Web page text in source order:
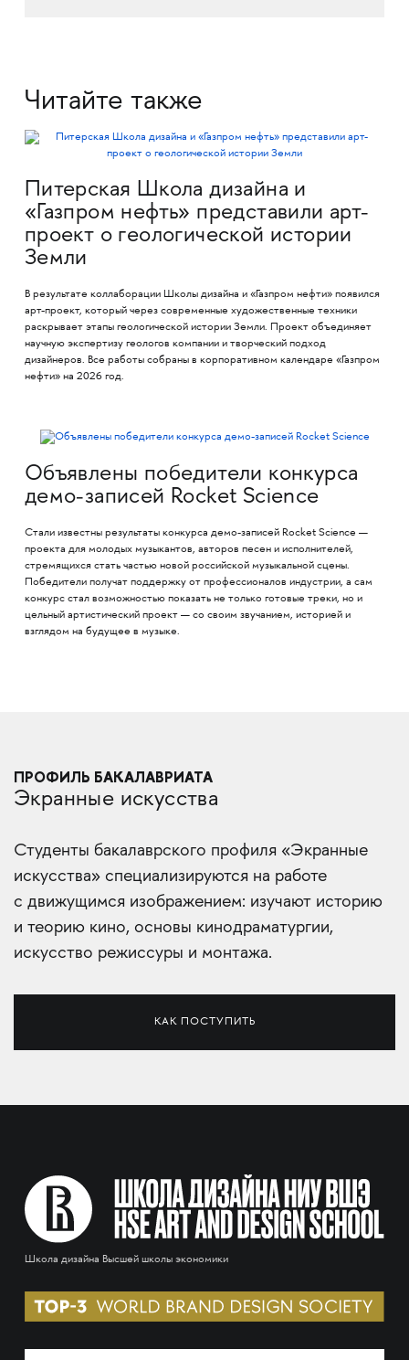
Читайте также
Питерская Школа дизайна и
«Газпром нефть» представили арт-
проект о геологической истории
Земли
В результате коллаборации Школы дизайна и «Газпром нефти» появился
арт-проект, который через современные художественные техники
раскрывает этапы геологической истории Земли. Проект объединяет
научную экспертизу геологов компании и творческий подход
дизайнеров. Все работы собраны в корпоративном календаре «Газпром
нефти» на 2026 год.
Объявлены победители конкурса
демо-записей Rocket Science
Стали известны результаты конкурса демо-записей Rocket Science —
проекта для молодых музыкантов, авторов песен и исполнителей,
стремящихся стать частью новой российской музыкальной сцены.
Победители получат поддержку от профессионалов индустрии, а сам
конкурс стал возможностью показать не только готовые треки, но и
цельный артистический проект — со своим звучанием, историей и
взглядом на будущее в музыке.
ПРОФИЛЬ БАКАЛАВРИАТА
Экранные искусства
Сту­денты бакалаврского профиля «Экранные
искусства» специализируются на работе
с движущимся изображением: изучают историю
и теорию кино, основы кинодраматургии,
искусство режиссуры и монтажа.
КАК ПОСТУПИТЬ
Школа дизайна Высшей школы экономики